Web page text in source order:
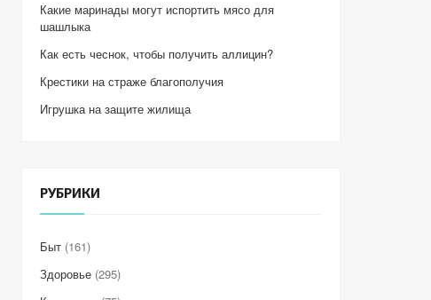
Какие маринады могут испортить мясо для
шашлыка
Как есть чеснок, чтобы получить аллицин?
Крестики на страже благополучия
Игрушка на защите жилища
РУБРИКИ
Быт (161)
Здоровье (295)